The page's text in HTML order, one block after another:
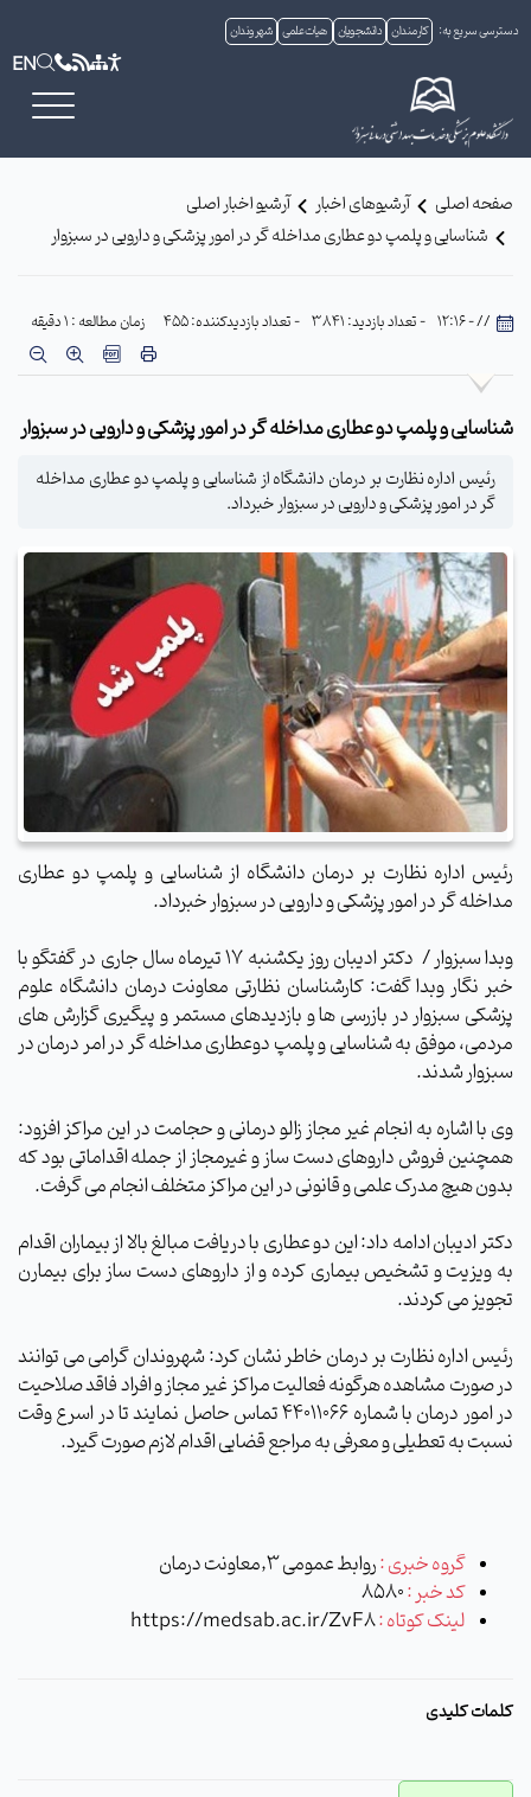
دسترسی سریع به: کارمندان دانشجویان هیات علمی شهروندان
EN
صفحه اصلی آرشیوهای اخبار
آرشیو اخبار اصلی
شناسایی و پلمپ دو عطاری مداخله گر در امور پزشکی و دارویی در سبزوار
// - 12:16 - تعداد بازدید: 3841 - تعداد بازدیدکننده: 455 زمان مطالعه : 1 دقیقه
شناسایی و پلمپ دو عطاری مداخله گر در امور پزشکی و دارویی در سبزوار
رئیس اداره نظارت بر درمان دانشگاه از شناسایی و پلمپ دو عطاری مداخله
گر در امور پزشکی و دارویی در سبزوار خبرداد.
رئیس اداره نظارت بر درمان دانشگاه از شناسایی و پلمپ دو عطاری
مداخله گر در امور پزشکی و دارویی در سبزوار خبرداد.
وبدا سبزوار /
دکتر ادیبان روز یکشنبه 17 تیرماه سال جاری در گفتگو با
خبر نگار وبدا گفت: کارشناسان نظارتی معاونت درمان دانشگاه علوم
پزشکی سبزوار در بازرسی ها و بازدیدهای مستمر و پیگیری گزارش های
مردمی، موفق به شناسایی و پلمپ دوعطاری مداخله گر در امر درمان در
سبزوار شدند.
وی با اشاره به انجام غیر مجاز زالو درمانی و حجامت در این مراکز افزود:
همچنین فروش داروهای دست ساز و غیرمجاز از جمله اقداماتی بود که
بدون هیچ مدرک علمی و قانونی در این مراکز متخلف انجام می گرفت.
دکتر ادیبان ادامه داد: این دو عطاری با دریافت مبالغ بالا از بیماران اقدام
به ویزیت و تشخیص بیماری کرده و از داروهای دست ساز برای بیمارن
تجویز می کردند.
رئیس اداره نظارت بر درمان خاطر نشان کرد: شهروندان گرامی می توانند
در صورت مشاهده هرگونه فعالیت مراکز غیر مجاز و افراد فاقد صلاحیت
در امور درمان با شماره 44011066 تماس حاصل نمایند تا در اسرع وقت
نسبت به تعطیلی و معرفی به مراجع قضایی اقدام لازم صورت گیرد.
گروه خبری :روابط عمومی 3,معاونت درمان
کد خبر :8580
لینک کوتاه :https://medsab.ac.ir/ZvF8
کلمات کلیدی